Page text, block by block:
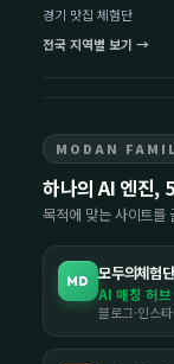
경기 맛집 체험단
전국 지역별 보기 →
MODAN
하나의 AI 엔진,
목적에 맞는 사이트를
MD 모두의체험단
AI 매칭 허브
블로그·인스